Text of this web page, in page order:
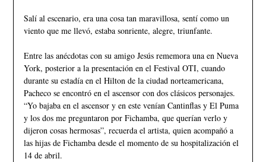
Salí al escenario, era una cosa tan maravillosa, sentí como un
viento que me llevó, estaba sonriente, alegre, triunfante.
Entre las anécdotas con su amigo Jesús rememora una en Nueva
York, posterior a la presentación en el Festival OTI, cuando
durante su estadía en el Hilton de la ciudad norteamericana,
Pacheco se encontró en el ascensor con dos clásicos personajes.
“Yo bajaba en el ascensor y en este venían Cantinflas y El Puma
y los dos me preguntaron por Fichamba, que querían verlo y
dijeron cosas hermosas”, recuerda el artista, quien acompañó a
las hijas de Fichamba desde el momento de su hospitalización el
14 de abril.